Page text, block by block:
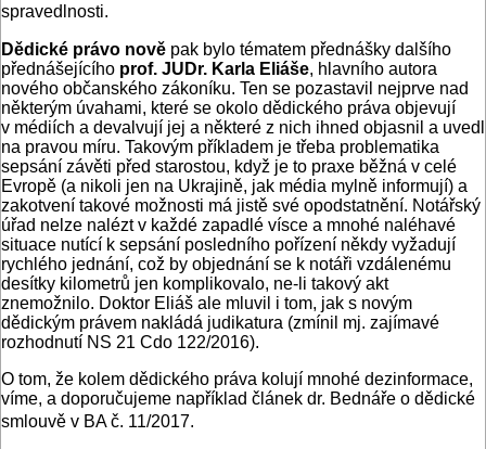
spravedlnosti.
Dědické právo nově pak bylo tématem přednášky dalšího
přednášejícího prof. JUDr. Karla Eliáše, hlavního autora
nového občanského zákoníku. Ten se pozastavil nejprve nad
některým úvahami, které se okolo dědického práva objevují
v médiích a devalvují jej a některé z nich ihned objasnil a uvedl
na pravou míru. Takovým příkladem je třeba problematika
sepsání závěti před starostou, když je to praxe běžná v celé
Evropě (a nikoli jen na Ukrajině, jak média mylně informují) a
zakotvení takové možnosti má jistě své opodstatnění. Notářský
úřad nelze nalézt v každé zapadlé vísce a mnohé naléhavé
situace nutící k sepsání posledního pořízení někdy vyžadují
rychlého jednání, což by objednání se k notáři vzdálenému
desítky kilometrů jen komplikovalo, ne-li takový akt
znemožnilo. Doktor Eliáš ale mluvil i tom, jak s novým
dědickým právem nakládá judikatura (zmínil mj. zajímavé
rozhodnutí NS 21 Cdo 122/2016).
O tom, že kolem dědického práva kolují mnohé dezinformace,
víme, a doporučujeme například článek dr. Bednáře o dědické
smlouvě v BA č. 11/2017.